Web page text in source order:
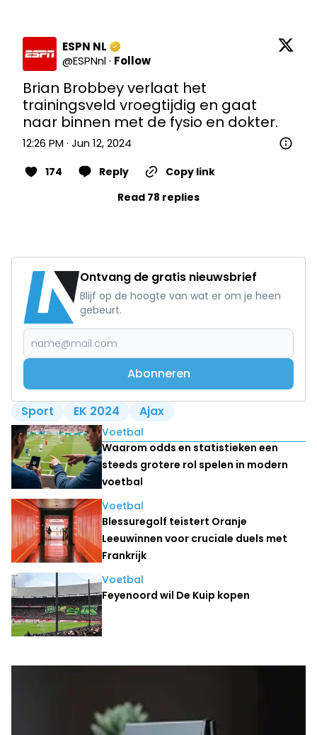
ESPN NL
@ESPNnl· Follow
Brian Brobbey verlaat het
trainingsveld vroegtijdig en gaat
naar binnen met de fysio en dokter.
12:26 PM · Jun 12, 2024
174 Reply
Copy link
Read 78 replies
Ontvang de gratis nieuwsbrief
Blijf op de hoogte van wat er om je heen
gebeurt.
Abonneren
Sport EK 2024 Ajax
Lees ook
Voetbal
Waarom odds en statistieken een
steeds grotere rol spelen in modern
voetbal
Voetbal
Blessuregolf teistert Oranje
Leeuwinnen voor cruciale duels met
Frankrijk
Voetbal
Feyenoord wil De Kuip kopen
Laatste nieuws